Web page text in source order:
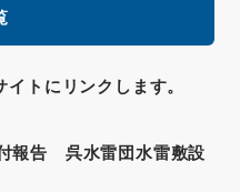
トにリンクします。
報告 呉水雷団水雷敷設